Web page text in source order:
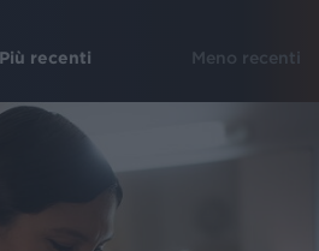
Più recenti Meno recenti